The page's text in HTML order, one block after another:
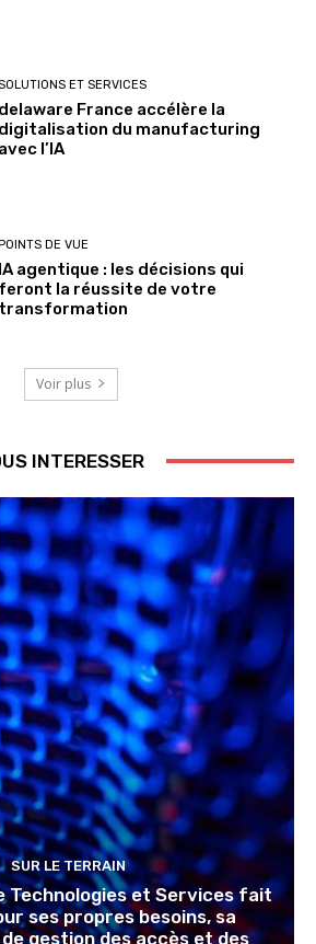
ET SERVICES
delaware France accélère la
digitalisation du manufacturing
avec l’IA
DE VUE
IA agentique : les décisions qui
feront la réussite de votre
transformation
Voir plus
INTERESSER
SUR LE TERRAIN
Technologies et Services fait
ses propres besoins, sa
gestion des accès et des